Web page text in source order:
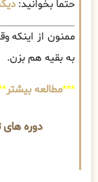
حتما بخوانید:
ممنون از اینکه
به بقیه هم بزن.
***مطالعه بیشتر
دوره